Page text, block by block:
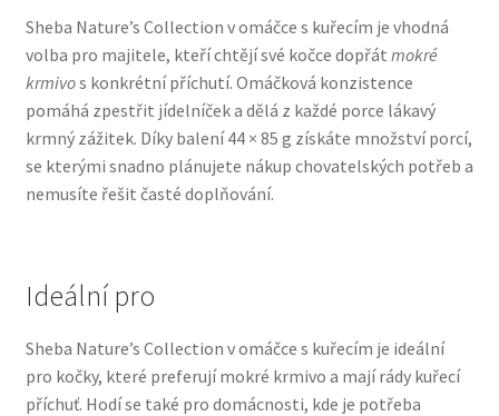
Ortopedické pelíšky
Přepravky pro psy
Purizon pro psy — Vysoký obsah masa, bez obilovin
Wolf of Wilderness
Sheba Nature’s Collection v omáčce s kuřecím je vhodná
volba pro majitele, kteří chtějí své kočce dopřát mokré
krmivos konkrétní příchutí. Omáčková konzistence
pomáhá zpestřit jídelníček a dělá z každé porce lákavý
krmný zážitek. Díky balení 44 × 85 g získáte množství porcí,
se kterými snadno plánujete nákup chovatelských potřeb a
nemusíte řešit časté doplňování.
Ideální pro
Sheba Nature’s Collection v omáčce s kuřecím je ideální
pro kočky, které preferují mokré krmivo a mají rády kuřecí
příchuť. Hodí se také pro domácnosti, kde je potřeba